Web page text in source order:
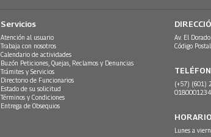
Servicios
Atención al usuario
Trabaja con nosotros
Calendario de actividades
Buzón Peticiones, Quejas, Reclamos y Denuncias
Trámites y Servicios
Directorio de Funcionarios
Estado de su solicitud
Términos y Condiciones
Entrega de Obsequios
Av. El
Código
(+57) (601)
Lunes a